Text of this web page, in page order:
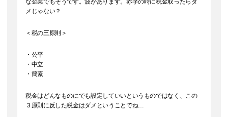
な企業でもそうです。波があります。赤字の時に税金取ったらダ
メじゃない？
＜税の三原則＞
・公平
・中立
・簡素
税金はどんなものにでも設定していいというものではなく、この
３原則に反した税金はダメということでね…